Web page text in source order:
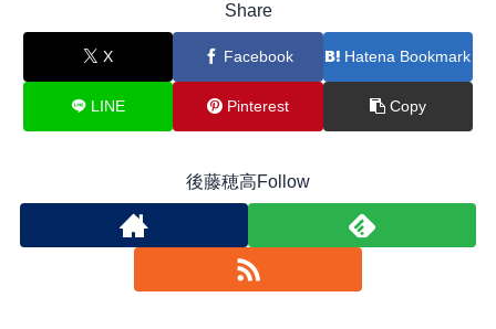
Share
X Facebook Hatena Bookmark
LINE Pinterest Copy
後藤穂高Follow